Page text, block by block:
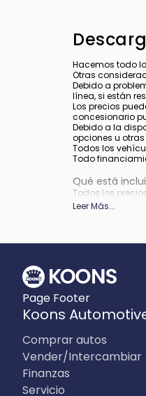
Hacemos todo
Otras
Debido a
línea, si están
Los precios
concesionario
Debido a la
opciones u
Todos los
Todo
Qué está
Todos los
depender de los
Leer Más...
Page Footer
Koons
Comprar autos
Vender/Intercambiar
Finanzas
Servicio